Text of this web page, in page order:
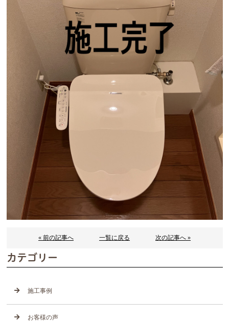
« 前の記事へ 一覧に戻る 次の記事へ »
カテゴリー
施工事例
お客様の声